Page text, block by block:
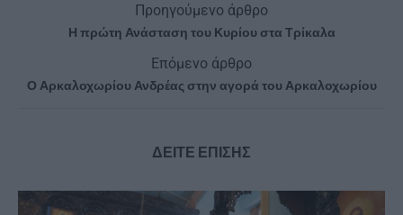
Προηγούμενο άρθρο
Η πρώτη Ανάσταση του Κυρίου στα Τρίκαλα
Επόμενο άρθρο
Ο Αρκαλοχωρίου Ανδρέας στην αγορά του Αρκαλοχωρίου
ΔΕΙΤΕ ΕΠΙΣΗΣ